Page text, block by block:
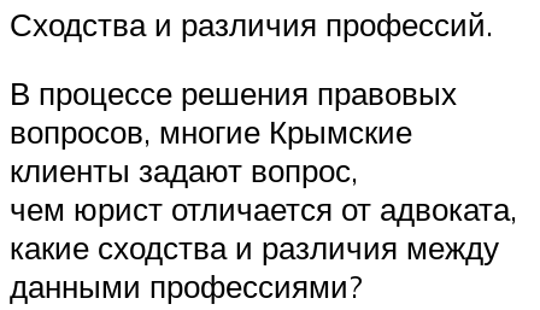
Сходства и различия профессий.
В процессе решения правовых
вопросов, многие Крымские
клиенты задают вопрос,
чем юрист отличается от адвоката,
какие сходства и различия между
данными профессиями?